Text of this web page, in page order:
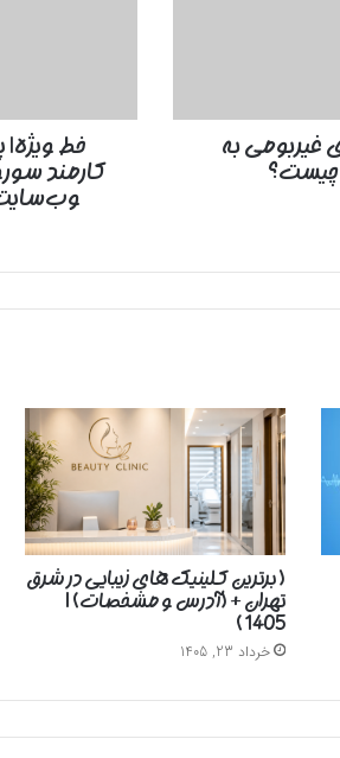
غیربومی به
چیست؟
کارمند
وب‌سایت
ایرانی
داخلی!
کارمند
وب‌سایت
( برترین کلینیک های زیبایی در شرق
تهران + (آدرس و مشخصات) |
1405 )
خرداد 23, 1405